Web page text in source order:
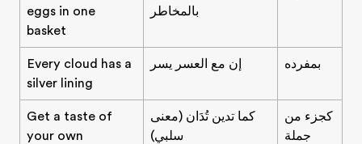
eggs in one
basket
بالمخاطر
Every cloud has a
silver lining
إن مع العسر يسر بمفرده
Get a taste of
your own
كما تدين تُدَان (معنى
سلبي)
كجزء من
جملة